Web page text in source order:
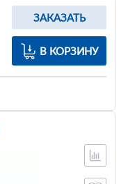
ЗАКАЗАТЬ
В КОРЗИНУ